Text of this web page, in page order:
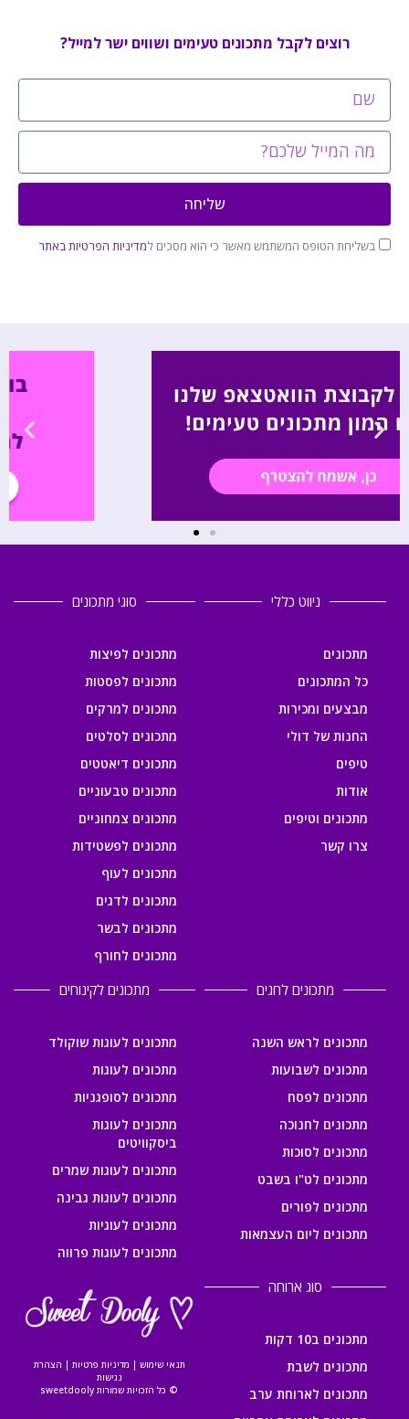
רוצים לקבל מתכונים טעימים ושווים ישר למייל?
בשליחת הטופס המשתמש מאשר כי הוא מסכים למדיניות הפרטיות באתר
שליחה
ניווט כללי
מתכונים
כל המתכונים
מבצעים ומכירות
החנות של דולי
טיפים
אודות
מתכונים וטיפים
צרו קשר
סוגי מתכונים
מתכונים לפיצות
מתכונים לפסטות
מתכונים למרקים
מתכונים לסלטים
מתכונים דיאטטים
מתכונים טבעוניים
מתכונים צמחוניים
מתכונים לפשטידות
מתכונים לעוף
מתכונים לדגים
מתכונים לבשר
מתכונים לחורף
מתכונים לחגים
מתכונים לראש השנה
מתכונים לשבועות
מתכונים לפסח
מתכונים לחנוכה
מתכונים לסוכות
מתכונים לט"ו בשבט
מתכונים לפורים
מתכונים ליום העצמאות
מתכונים לקינוחים
מתכונים לעוגות שוקולד
מתכונים לעוגות
מתכונים לסופגניות
מתכונים לעוגות
ביסקוויטים
מתכונים לעוגות שמרים
מתכונים לעוגות גבינה
מתכונים לעוגיות
מתכונים לעוגות פרווה
סוג ארוחה
מתכונים ב10 דקות
מתכונים לשבת
מתכונים לארוחת ערב
תנאי שימוש | מדיניות פרטיות | הצהרת
נגישות
© כל הזכויות שמורות sweetdooly